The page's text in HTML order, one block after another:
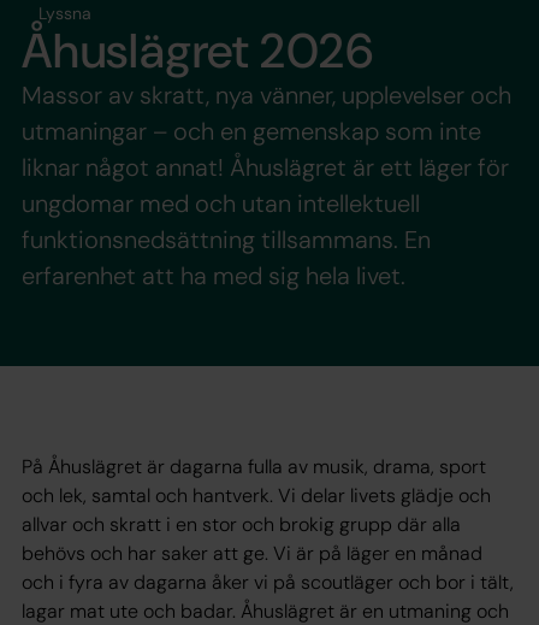
Lyssna
Åhuslägret 2026
Massor av skratt, nya vänner, upplevelser och
utmaningar – och en gemenskap som inte
liknar något annat! Åhuslägret är ett läger för
ungdomar med och utan intellektuell
funktionsnedsättning tillsammans. En
erfarenhet att ha med sig hela livet.
På Åhuslägret är dagarna fulla av musik, drama, sport
och lek, samtal och hantverk. Vi delar livets glädje och
allvar och skratt i en stor och brokig grupp där alla
behövs och har saker att ge. Vi är på läger en månad
och i fyra av dagarna åker vi på scoutläger och bor i tält,
lagar mat ute och badar. Åhuslägret är en utmaning och